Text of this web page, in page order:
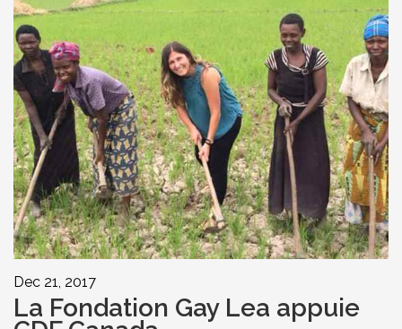
Dec 21, 2017
La Fondation Gay Lea appuie